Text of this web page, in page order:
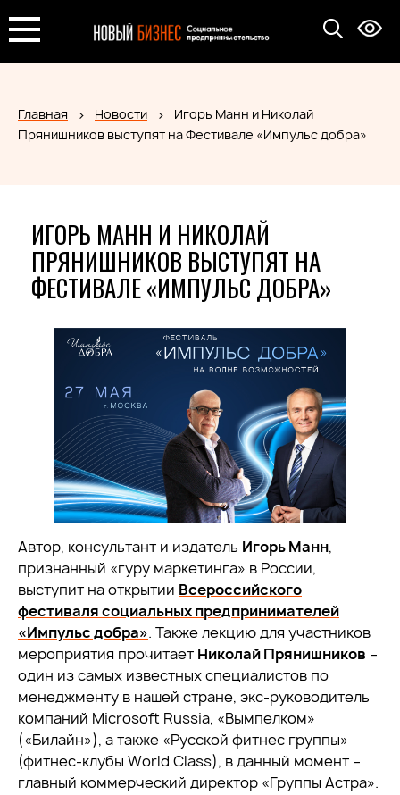
Главная Новости
Игорь Манн и Николай
Прянишников выступят на Фестивале «Импульс добра»
ИГОРЬ МАНН И НИКОЛАЙ
ПРЯНИШНИКОВ ВЫСТУПЯТ НА
ФЕСТИВАЛЕ «ИМПУЛЬС ДОБРА»
Автор, консультант и издатель Игорь Манн,
признанный «гуру маркетинга» в России,
выступит на открытии Всероссийского
фестиваля социальных предпринимателей
«Импульс добра». Также лекцию для участников
мероприятия прочитает Николай Прянишников –
один из самых известных специалистов по
менеджменту в нашей стране, экс-руководитель
компаний Microsoft Russia, «Вымпелком»
(«Билайн»), а также «Русской фитнес группы»
(фитнес-клубы World Class), в данный момент –
главный коммерческий директор «Группы Астра».